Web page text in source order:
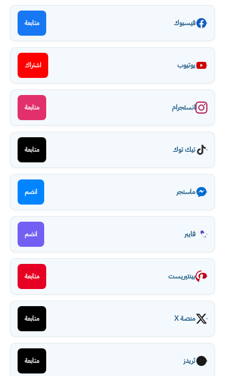
فيسبوك متابعة
يوتيوب اشتراك
انستجرام متابعة
تيك توك متابعة
ماسنجر انضم
فايبر انضم
بينتيريست متابعة
منصة X متابعة
ثريدز متابعة